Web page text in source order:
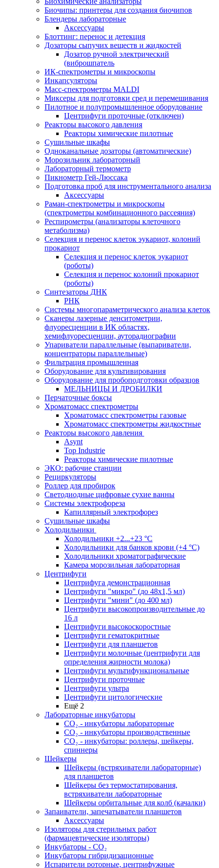
Биочипы: принтеры для создания биочипов
Блендеры лабораторные
Аксессуары
Блоттинг: перенос и детекция
Дозаторы сыпучих веществ и жидкостей
Дозатор ручной электрический
(виброшпатель
ИК-спектрометры и микроскопы
Инкапсуляторы
Масс-спектрометры MALDI
Миксеры для подготовки сред и перемешивания
Пилотное и полупромышленное оборудование
Центрифуги проточные (отключен)
Реакторы высокого давления
Реакторы химические пилотные
Сушильные шкафы
Одноканальные дозаторы (автоматические)
Морозильник лабораторный
Лабораторный термометр
Пикнометр Гей-Люссака
Подготовка проб для инструментального анализа
Аксессуары
Раман-спектрометры и микроскопы
(спектрометры комбинационного рассеяния)
Респирометры (анализаторы клеточного
метаболизма)
Селекция и перенос клеток эукариот, колоний
прокариот
Селекция и перенос клеток эукариот
(роботы)
Селекция и перенос колоний прокариот
(роботы)
Синтезаторы ДНК
РНК
Системы многопараметрического анализа клеток
Сканеры лазерные денситометрии,
флуоресценции в ИК областях,
хемифлуоресценции, ауторадиографии
Упариватели параллельные (выпариватели,
концентраторы параллельные)
Фильтрация промышленная
Оборудование для культивирования
Оборудование для пробоподготовки образцов
МЕЛЬНИЦЫ И ДРОБИЛКИ
Перчаточные боксы
Хроматомасс спектрометры
Хроматомасс спектрометры газовые
Хроматомасс спектрометры жидкостные
Реакторы высокого давления
Asynt
Top Industrie
Реакторы химические пилотные
ЭКО: рабочие станции
Рециркуляторы
Роллер для пробирок
Светодиодные цифровые сухие ванны
Системы электрофореза
Капиллярный электрофорез
Сушильные шкафы
Холодильники
Холодильники +2...+23 °С
Холодильники для банков крови (+4 °С)
Холодильники хроматографические
Камера морозильная лабораторная
Центрифуги
Центрифуга демонстрационная
Центрифуги "микро" (до 48x1,5 мл)
Центрифуги "мини" (до 400 мл)
Центрифуги высокопроизводительные до
16 л
Центрифуги высокоскоростные
Центрифуги гематокритные
Центрифуги для планшетов
Центрифуги молочные (центрифуги для
определения жирности молока)
Центрифуги мультифункциональные
Центрифуги проточные
Центрифуги ультра
Центрифуги цитологические
Ещё 2
Лабораторные инкубаторы
СО₂ - инкубаторы лабораторные
СО₂ - инкубаторы производственные
СО₂ - инкубаторы: роллеры, шейкеры,
спиннеры
Шейкеры
Шейкеры (встряхиватели лабораторные)
для планшетов
Шейкеры без термостатирования,
встряхиватели лабораторные
Шейкеры орбитальные для колб (качалки)
Запаиватели, запечатыватели планшетов
Аксессуары
Изоляторы для стерильных работ
(фармацевтические изоляторы)
Инкубаторы - CO₂
Инкубаторы гибридизационные
Испарители роторные, центрифужные